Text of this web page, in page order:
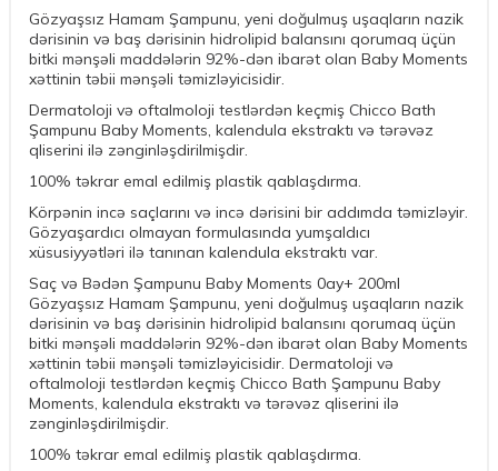
Gözyaşsız Hamam Şampunu, yeni doğulmuş uşaqların nazik
dərisinin və baş dərisinin hidrolipid balansını qorumaq üçün
bitki mənşəli maddələrin 92%-dən ibarət olan Baby Moments
xəttinin təbii mənşəli təmizləyicisidir.
Dermatoloji və oftalmoloji testlərdən keçmiş Chicco Bath
Şampunu Baby Moments, kalendula ekstraktı və tərəvəz
qliserini ilə zənginləşdirilmişdir.
100% təkrar emal edilmiş plastik qablaşdırma.
Körpənin incə saçlarını və incə dərisini bir addımda təmizləyir.
Gözyaşardıcı olmayan formulasında yumşaldıcı
xüsusiyyətləri ilə tanınan kalendula ekstraktı var.
Saç və Bədən Şampunu Baby Moments 0ay+ 200ml
Gözyaşsız Hamam Şampunu, yeni doğulmuş uşaqların nazik
dərisinin və baş dərisinin hidrolipid balansını qorumaq üçün
bitki mənşəli maddələrin 92%-dən ibarət olan Baby Moments
xəttinin təbii mənşəli təmizləyicisidir. Dermatoloji və
oftalmoloji testlərdən keçmiş Chicco Bath Şampunu Baby
Moments, kalendula ekstraktı və tərəvəz qliserini ilə
zənginləşdirilmişdir.
100% təkrar emal edilmiş plastik qablaşdırma.